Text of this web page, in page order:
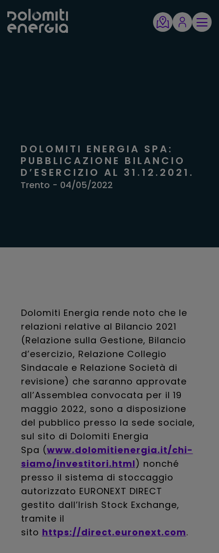
DOLOMITI ENERGIA SPA:
PUBBLICAZIONE BILANCIO
D’ESERCIZIO AL 31.12.2021.
Trento - 04/05/2022
Dolomiti Energia rende noto che le
relazioni relative al Bilancio 2021
(Relazione sulla Gestione, Bilancio
d’esercizio, Relazione Collegio
Sindacale e Relazione Società di
revisione) che saranno approvate
all’Assemblea convocata per il 19
maggio 2022, sono a disposizione
del pubblico presso la sede sociale,
sul sito di Dolomiti Energia
Spa (www.dolomitienergia.it/chi-
siamo/investitori.html) nonché
presso il sistema di stoccaggio
autorizzato EURONEXT DIRECT
gestito dall’Irish Stock Exchange,
tramite il
sito https://direct.euronext.com.